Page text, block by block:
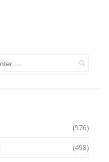
(976)
(498)